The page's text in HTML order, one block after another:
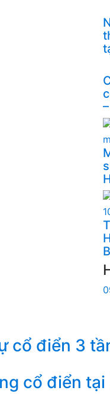
cổ điển 3
cổ điển tại